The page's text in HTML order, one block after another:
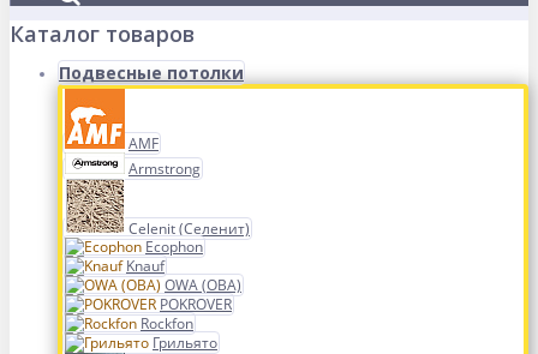
Каталог товаров
Подвесные потолки
AMF
Armstrong
Celenit (Селенит)
Ecophon
Knauf
OWA (ОВА)
POKROVER
Rockfon
Грильято